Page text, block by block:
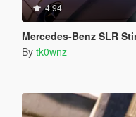
4.94
Mercedes-Benz SLR
By tk0wnz